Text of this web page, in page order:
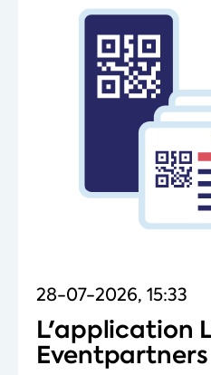
28-07-2026, 15:33
L'application
Eventpartners